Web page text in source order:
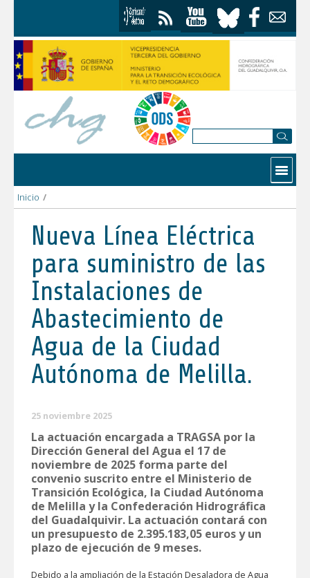
Contactar
Inicio /
Nueva Línea Eléctrica
para suministro de las
Instalaciones de
Abastecimiento de
Agua de la Ciudad
Autónoma de Melilla.
25 noviembre 2025
La actuación encargada a TRAGSA por la
Dirección General del Agua el 17 de
noviembre de 2025 forma parte del
convenio suscrito entre el Ministerio de
Transición Ecológica, la Ciudad Autónoma
de Melilla y la Confederación Hidrográfica
del Guadalquivir. La actuación contará con
un presupuesto de 2.395.183,05 euros y un
plazo de ejecución de 9 meses.
Debido a la ampliación de la Estación Desaladora de Agua